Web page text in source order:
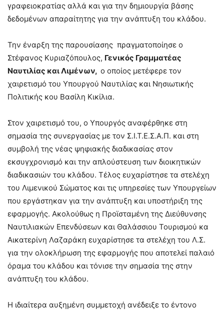
γραφειοκρατίας αλλά και για την δημιουργία βάσης
δεδομένων απαραίτητης για την ανάπτυξη του κλάδου.
Την έναρξη της παρουσίασης πραγματοποίησε ο
Στέφανος Κυριαζόπουλος, Γενικός Γραμματέας
Ναυτιλίας και Λιμένων, ο οποίος μετέφερε τον
χαιρετισμό του Υπουργού Ναυτιλίας και Νησιωτικής
Πολιτικής κου Βασίλη Κικίλια.
Στον χαιρετισμό του, ο Υπουργός αναφέρθηκε στη
σημασία της συνεργασίας με τον Σ.Ι.Τ.Ε.Σ.Α.Π. και στη
συμβολή της νέας ψηφιακής διαδικασίας στον
εκσυγχρονισμό και την απλούστευση των διοικητικών
διαδικασιών του κλάδου. Τέλος ευχαρίστησε τα στελέχη
του Λιμενικού Σώματος και τις υπηρεσίες των Υπουργείων
που εργάστηκαν για την ανάπτυξη και υποστήριξη της
εφαρμογής. Ακολούθως η Προϊσταμένη της Διεύθυνσης
Ναυτιλιακών Επενδύσεων και Θαλάσσιου Τουρισμού κα
Αικατερίνη Λαζαράκη ευχαρίστησε τα στελέχη του Λ.Σ.
για την ολοκλήρωση της εφαρμογής που αποτελεί παλαιό
όραμα του κλάδου και τόνισε την σημασία της στην
ανάπτυξη του κλάδου.
Η ιδιαίτερα αυξημένη συμμετοχή ανέδειξε το έντονο